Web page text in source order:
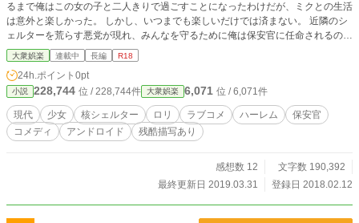
るまで俺はこの女の子と二人きりで過ごすことになったわけだが、ミクとの生活
は意外と楽しかった。 しかし、いつまでも楽しいだけでは済まない。 近隣のシ
ェルターを荒らす悪党が現れ、みんなを守るために俺は保安官に任命されるのだ
が…… 注：エロあり(というよりエロばかりです。シェルターの中で主人公と女
の子が、いちゃいちゃして過ごします) この作品はノクターンノベルズ様にも投
稿しています
大衆娯楽 連載中 長編 R18
24h.ポイント 0pt
小説 228,744 位 / 228,744件 大衆娯楽 6,071 位 / 6,071件
現代 少女 核シェルター ロリ ラブコメ ハーレム
保安官
コメディ
アンドロイド 残酷描写あり
感想数 12
文字数 190,392
最終更新日 2019.03.31
登録日 2018.02.12